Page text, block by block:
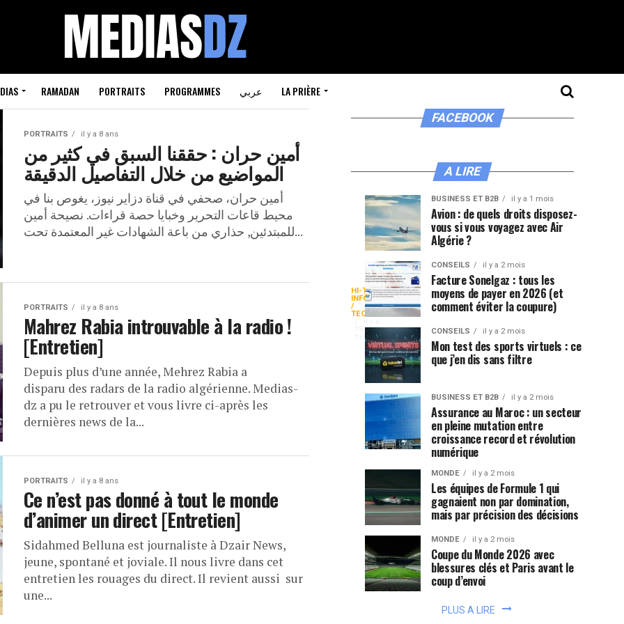
RAMADAN PORTRAITS PROGRAMMES عربي LA PRIÈRE
PORTRAITS il y a 8 ans
أمين حران : حققنا السبق في كثير من
المواضيع من خلال التفاصيل الدقيقة
أمين حران، صحفي في قناة دزاير نيوز، يغوص بنا في
محيط قاعات التحرير وخبايا حصة قراءات. نصيحة أمين
للمبتدئين, حذاري من باعة الشهادات غير المعتمدة تحت...
PORTRAITS il y a 8 ans
Mahrez Rabia introuvable à la radio !
[Entretien]
Depuis plus d’une année, Mehrez Rabia a
disparu des radars de la radio algérienne. Medias-
dz a pu le retrouver et vous livre ci-après les
dernières news de la...
PORTRAITS il y a 8 ans
Ce n’est pas donné à tout le monde
d’animer un direct [Entretien]
Sidahmed Belluna est journaliste à Dzair News,
jeune, spontané et joviale. Il nous livre dans cet
entretien les rouages du direct. Il revient aussi sur
une...
FACEBOOK
A LIRE
HI-TECH /
INFORMATIQUE
/
TECHNOLOGIE
heures
Paripesa
RDC
APK
face
au
navigateur
mobile
Sur
un
smartphone,
accéder
plateforme
peut
faire
deux
façons:
installer
une
application
Android
ou...
CONSEILS
il y a 2
semaines
Ma
méthode
pour
flairer
les
bons
coups
avant
que
match
démarre
BUSINESS
ET B2B
il y a 3
semaines
De
Baltique
Méditerranée
:
pourquoi
ces
pétroliers
choisissent-
l’itinéraire
plus
long
BUSINESS ET B2B il y a 1 mois
Avion : de quels droits disposez-
vous si vous voyagez avec Air
Algérie ?
CONSEILS il y a 2 mois
Facture Sonelgaz : tous les
moyens de payer en 2026 (et
comment éviter la coupure)
CONSEILS il y a 2 mois
Mon test des sports virtuels : ce
que j’en dis sans filtre
BUSINESS ET B2B il y a 2 mois
Assurance au Maroc : un secteur
en pleine mutation entre
croissance record et révolution
numérique
MONDE il y a 2 mois
Les équipes de Formule 1 qui
gagnaient non par domination,
mais par précision des décisions
MONDE il y a 2 mois
Coupe du Monde 2026 avec
blessures clés et Paris avant le
coup d’envoi
PLUS A LIRE